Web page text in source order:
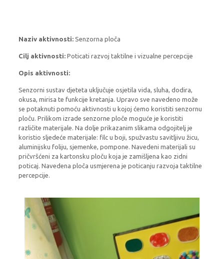
Naziv aktivnosti:Senzorna ploča
Cilj aktivnosti:Poticati razvoj taktilne i vizualne percepcije
Opis aktivnosti:
Senzorni sustav djeteta uključuje osjetila vida, sluha, dodira,
okusa, mirisa te funkcije kretanja. Upravo sve navedeno može
se potaknuti pomoću aktivnosti u kojoj ćemo koristiti senzornu
ploču. Prilikom izrade senzorne ploče moguće je koristiti
različite materijale. Na dolje prikazanim slikama odgojitelj je
koristio sljedeće materijale: filc u boji, spužvastu savitljivu žicu,
aluminijsku foliju, sjemenke, pompone. Navedeni materijali su
pričvršćeni za kartonsku ploču koja je zamišljena kao zidni
poticaj. Navedena ploča usmjerena je poticanju razvoja taktilne
percepcije.